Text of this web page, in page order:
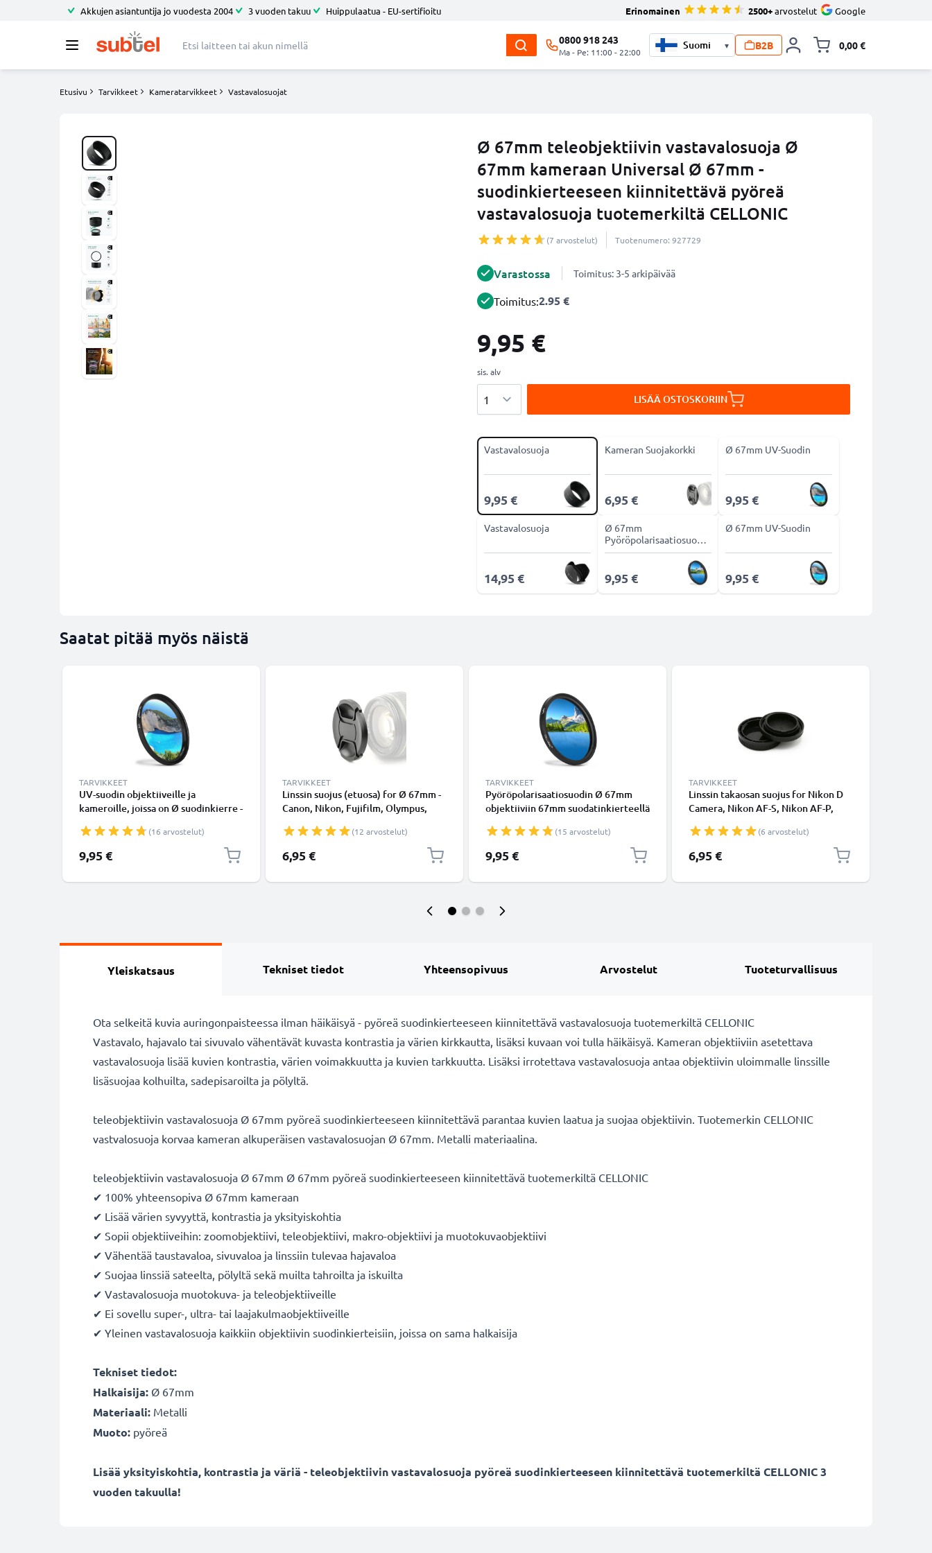
Akkujen asiantuntija jo vuodesta 2004 3 vuoden takuu Huippulaatua - EU-sertifioitu Erinomainen 2500+arvostelut Google
0800 918 243
Ma - Pe: 11:00 - 22:00
▾ B2B 0,00 €
Etusivu Tarvikkeet Kameratarvikkeet Vastavalosuojat
Ø 67mm teleobjektiivin vastavalosuoja Ø
67mm kameraan Universal Ø 67mm -
suodinkierteeseen kiinnitettävä pyöreä
vastavalosuoja tuotemerkiltä CELLONIC
(7 arvostelut) Tuotenumero: 927729
Varastossa Toimitus: 3-5 arkipäivää
Toimitus:2.95 €
9,95 €
sis. alv
LISÄÄ OSTOSKORIIN
Vastavalosuoja
9,95 €
Kameran Suojakorkki
6,95 €
Ø 67mm UV-Suodin
9,95 €
Vastavalosuoja
14,95 €
Ø 67mm
Pyöröpolarisaatiosuodin
CPL-suodin
9,95 €
Ø 67mm UV-Suodin
9,95 €
Saatat pitää myös näistä
TARVIKKEET
UV-suodin objektiiveille ja
kameroille, joissa on Ø suodinkierre -
(16 arvostelut)
9,95 €
TARVIKKEET
Linssin suojus (etuosa) for Ø 67mm -
Canon, Nikon, Fujifilm, Olympus,
Inside handle / Central Pinch Suojus
Kansi
(12 arvostelut)
6,95 €
TARVIKKEET
Pyöröpolarisaatiosuodin Ø 67mm
objektiiviin 67mm suodatinkierteellä
pyöröpola
(15 arvostelut)
9,95 €
TARVIKKEET
Linssin takaosan suojus for Nikon D
Camera, Nikon AF-S, Nikon AF-P,
Nikon F Mount (AF-S, AF-P, AI)
(6 arvostelut)
6,95 €
Yleiskatsaus Tekniset tiedot Yhteensopivuus Arvostelut Tuoteturvallisuus
Ota selkeitä kuvia auringonpaisteessa ilman häikäisyä - pyöreä suodinkierteeseen kiinnitettävä vastavalosuoja tuotemerkiltä CELLONIC
Vastavalo, hajavalo tai sivuvalo vähentävät kuvasta kontrastia ja värien kirkkautta, lisäksi kuvaan voi tulla häikäisyä. Kameran objektiiviin asetettava
vastavalosuoja lisää kuvien kontrastia, värien voimakkuutta ja kuvien tarkkuutta. Lisäksi irrotettava vastavalosuoja antaa objektiivin uloimmalle linssille
lisäsuojaa kolhuilta, sadepisaroilta ja pölyltä.
teleobjektiivin vastavalosuoja Ø 67mm pyöreä suodinkierteeseen kiinnitettävä parantaa kuvien laatua ja suojaa objektiivin. Tuotemerkin CELLONIC
vastvalosuoja korvaa kameran alkuperäisen vastavalosuojan Ø 67mm. Metalli materiaalina.
teleobjektiivin vastavalosuoja Ø 67mm Ø 67mm pyöreä suodinkierteeseen kiinnitettävä tuotemerkiltä CELLONIC
✔ 100% yhteensopiva Ø 67mm kameraan
✔ Lisää värien syvyyttä, kontrastia ja yksityiskohtia
✔ Sopii objektiiveihin: zoomobjektiivi, teleobjektiivi, makro-objektiivi ja muotokuvaobjektiivi
✔ Vähentää taustavaloa, sivuvaloa ja linssiin tulevaa hajavaloa
✔ Suojaa linssiä sateelta, pölyltä sekä muilta tahroilta ja iskuilta
✔ Vastavalosuoja muotokuva- ja teleobjektiiveille
✔ Ei sovellu super-, ultra- tai laajakulmaobjektiiveille
✔ Yleinen vastavalosuoja kaikkiin objektiivin suodinkierteisiin, joissa on sama halkaisija
Tekniset tiedot:
Halkaisija: Ø 67mm
Materiaali: Metalli
Muoto: pyöreä
Lisää yksityiskohtia, kontrastia ja väriä - teleobjektiivin vastavalosuoja pyöreä suodinkierteeseen kiinnitettävä tuotemerkiltä CELLONIC 3
vuoden takuulla!